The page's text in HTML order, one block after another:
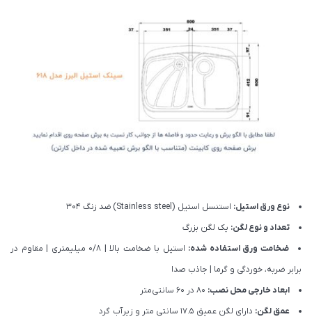
نوع ورق استیل: استنسل استیل (Stainless steel) ضد زنگ 304
تعداد و نوع لگن: یک لگن بزرگ
ضخامت ورق استفاده شده:
استیل با ضخامت بالا | 0/8 میلیمتری | مقاوم در
برابر ضربه، خوردگی و گرما | جاذب صدا
ابعاد خارجی محل نصب:
عمق لگن: دارای لگن عمیق 17.5 سانتی متر و زیرآب گرد